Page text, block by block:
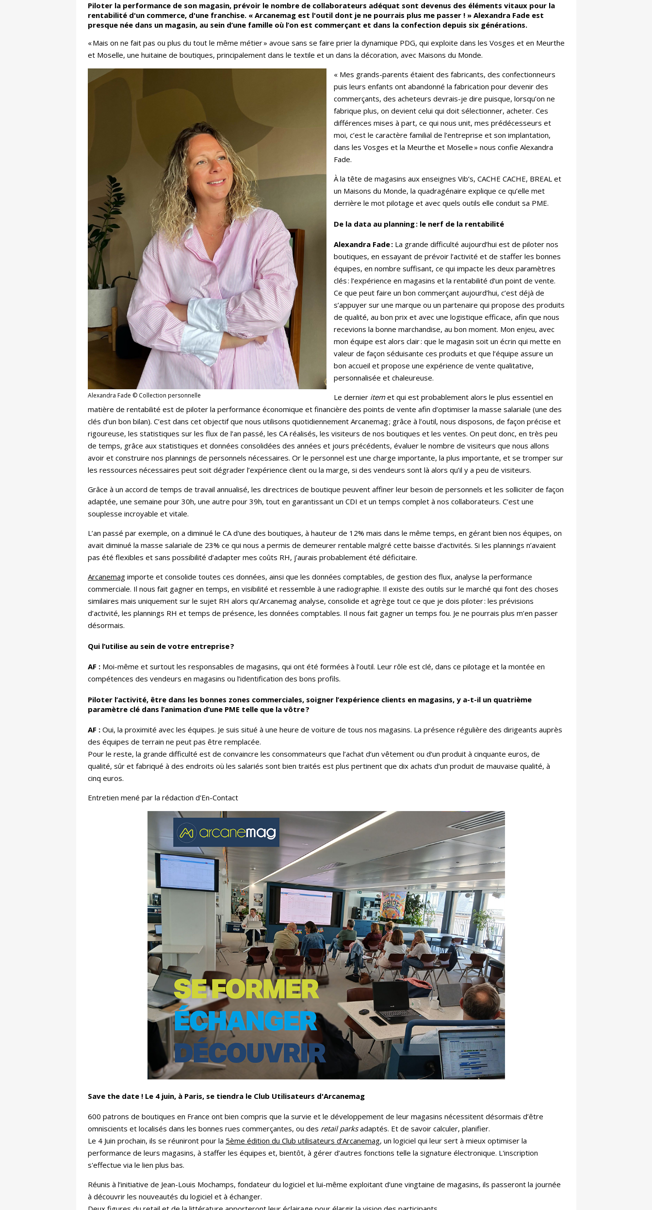
Piloter la performance de son magasin, prévoir le nombre de collaborateurs adéquat sont devenus des éléments vitaux pour la
rentabilité d'un commerce, d'une franchise. « Arcanemag est l'outil dont je ne pourrais plus me passer ! » Alexandra Fade est
presque née dans un magasin, au sein d’une famille où l’on est commerçant et dans la confection depuis six générations.
« Mais on ne fait pas ou plus du tout le même métier » avoue sans se faire prier la dynamique PDG, qui exploite dans les Vosges et en Meurthe
et Moselle, une huitaine de boutiques, principalement dans le textile et un dans la décoration, avec Maisons du Monde.
Alexandra Fade © Collection personnelle
« Mes grands-parents étaient des fabricants, des confectionneurs
puis leurs enfants ont abandonné la fabrication pour devenir des
commerçants, des acheteurs devrais-je dire puisque, lorsqu’on ne
fabrique plus, on devient celui qui doit sélectionner, acheter. Ces
différences mises à part, ce qui nous unit, mes prédécesseurs et
moi, c’est le caractère familial de l’entreprise et son implantation,
dans les Vosges et la Meurthe et Moselle » nous confie Alexandra
Fade.
À la tête de magasins aux enseignes Vib’s, CACHE CACHE, BREAL et
un Maisons du Monde, la quadragénaire explique ce qu’elle met
derrière le mot pilotage et avec quels outils elle conduit sa PME.
De la data au planning : le nerf de la rentabilité
Alexandra Fade :La grande difficulté aujourd’hui est de piloter nos
boutiques, en essayant de prévoir l’activité et de staffer les bonnes
équipes, en nombre suffisant, ce qui impacte les deux paramètres
clés : l’expérience en magasins et la rentabilité d’un point de vente.
Ce que peut faire un bon commerçant aujourd’hui, c’est déjà de
s’appuyer sur une marque ou un partenaire qui propose des produits
de qualité, au bon prix et avec une logistique efficace, afin que nous
recevions la bonne marchandise, au bon moment. Mon enjeu, avec
mon équipe est alors clair : que le magasin soit un écrin qui mette en
valeur de façon séduisante ces produits et que l’équipe assure un
bon accueil et propose une expérience de vente qualitative,
personnalisée et chaleureuse.
Le dernier itemet qui est probablement alors le plus essentiel en
matière de rentabilité est de piloter la performance économique et financière des points de vente afin d’optimiser la masse salariale (une des
clés d’un bon bilan). C’est dans cet objectif que nous utilisons quotidiennement Arcanemag ; grâce à l’outil, nous disposons, de façon précise et
rigoureuse, les statistiques sur les flux de l’an passé, les CA réalisés, les visiteurs de nos boutiques et les ventes. On peut donc, en très peu
de temps, grâce aux statistiques et données consolidées des années et jours précédents, évaluer le nombre de visiteurs que nous allons
avoir et construire nos plannings de personnels nécessaires. Or le personnel est une charge importante, la plus importante, et se tromper sur
les ressources nécessaires peut soit dégrader l’expérience client ou la marge, si des vendeurs sont là alors qu’il y a peu de visiteurs.
Grâce à un accord de temps de travail annualisé, les directrices de boutique peuvent affiner leur besoin de personnels et les solliciter de façon
adaptée, une semaine pour 30h, une autre pour 39h, tout en garantissant un CDI et un temps complet à nos collaborateurs. C’est une
souplesse incroyable et vitale.
L’an passé par exemple, on a diminué le CA d'une des boutiques, à hauteur de 12% mais dans le même temps, en gérant bien nos équipes, on
avait diminué la masse salariale de 23% ce qui nous a permis de demeurer rentable malgré cette baisse d’activités. Si les plannings n’avaient
pas été flexibles et sans possibilité d’adapter mes coûts RH, j’aurais probablement été déficitaire.
Arcanemag importe et consolide toutes ces données, ainsi que les données comptables, de gestion des flux, analyse la performance
commerciale. Il nous fait gagner en temps, en visibilité et ressemble à une radiographie. Il existe des outils sur le marché qui font des choses
similaires mais uniquement sur le sujet RH alors qu’Arcanemag analyse, consolide et agrège tout ce que je dois piloter : les prévisions
d’activité, les plannings RH et temps de présence, les données comptables. Il nous fait gagner un temps fou. Je ne pourrais plus m’en passer
désormais.
Qui l’utilise au sein de votre entreprise ?
AF : Moi-même et surtout les responsables de magasins, qui ont été formées à l’outil. Leur rôle est clé, dans ce pilotage et la montée en
compétences des vendeurs en magasins ou l’identification des bons profils.
Piloter l’activité, être dans les bonnes zones commerciales, soigner l’expérience clients en magasins, y a-t-il un quatrième
paramètre clé dans l’animation d’une PME telle que la vôtre ?
AF : Oui, la proximité avec les équipes. Je suis situé à une heure de voiture de tous nos magasins. La présence régulière des dirigeants auprès
des équipes de terrain ne peut pas être remplacée.
Pour le reste, la grande difficulté est de convaincre les consommateurs que l’achat d’un vêtement ou d’un produit à cinquante euros, de
qualité, sûr et fabriqué à des endroits où les salariés sont bien traités est plus pertinent que dix achats d’un produit de mauvaise qualité, à
cinq euros.
Entretien mené par la rédaction d'En-Contact
Save the date ! Le 4 juin, à Paris, se tiendra le Club Utilisateurs d'Arcanemag
600 patrons de boutiques en France ont bien compris que la survie et le développement de leur magasins nécessitent désormais d’être
omniscients et localisés dans les bonnes rues commerçantes, ou des retail parksadaptés. Et de savoir calculer, planifier.
Le 4 Juin prochain, ils se réuniront pour la 5ème édition du Club utilisateurs d’Arcanemag, un logiciel qui leur sert à mieux optimiser la
performance de leurs magasins, à staffer les équipes et, bientôt, à gérer d’autres fonctions telle la signature électronique. L'inscription
s'effectue via le lien plus bas.
Réunis à l’initiative de Jean-Louis Mochamps, fondateur du logiciel et lui-même exploitant d’une vingtaine de magasins, ils passeront la journée
à découvrir les nouveautés du logiciel et à échanger.